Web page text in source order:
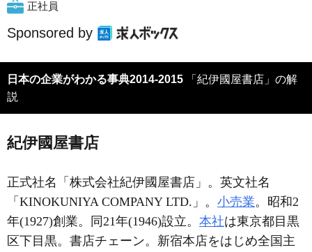
正社員
Sponsored by
日本の企業がわかる事典2014-2015 「紀伊國屋書店」の解
説
紀伊國屋書店
正式社名「株式会社紀伊國屋書店」。英文社名
「KINOKUNIYA COMPANY LTD.」。 小売業。昭和2
年(1927)創業。同21年(1946)設立。 本社は東京都目黒
区下目黒。書店チェーン。新宿本店をはじめ全国主